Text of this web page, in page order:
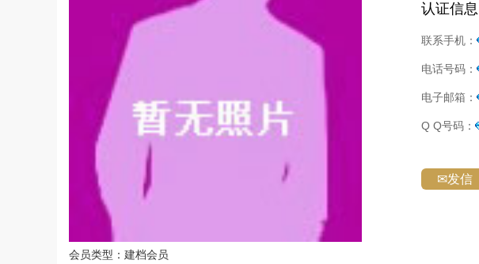
会员类型：建档会员
认证信息
联系手机：
电话号码：
电子邮箱：
Q Q号码：
✉发信